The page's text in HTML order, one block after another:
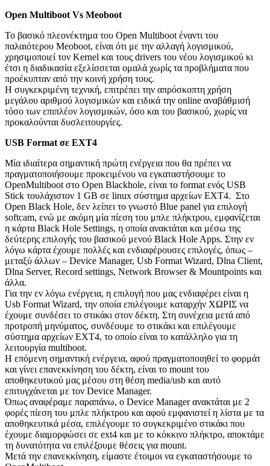
Open Multiboot Vs Meoboot
Το βασικό πλεονέκτημα του Open Multiboot έναντι του
παλαιότερου Meoboot, είναι ότι με την αλλαγή λογισμικού,
χρησιμοποιεί τον Kernel και τους drivers του νέου λογισμικού κι
έτσι η διαδικασία εξελίσσεται ομαλά χωρίς τα προβλήματα που
προέκυπταν από την κοινή χρήση τους.
Η συγκεκριμένη τεχνική, επιτρέπει την απρόσκοπτη χρήση
μεγάλου αριθμού λογισμικών και ειδικά την online αναβάθμισή
τόσο των επιπλέον λογισμικών, όσο και του βασικού, χωρίς να
προκαλούνται δυσλειτουργίες.
USB Format σε EXT4
Μία ιδιαίτερα σημαντική πρώτη ενέργεια που θα πρέπει να
πραγματοποιήσουμε προκειμένου να εγκαταστήσουμε το
OpenMultiboot στο Open Blackhole, είναι το format ενός USB
Stick τουλάχιστον 1 GB σε linux σύστημα αρχείων EXT4. Στο
Open Black Hole, δεν λείπει το γνωστό Blue panel για επιλογή
softcam, ενώ με ακόμη μία πίεση του μπλε πλήκτρου, εμφανίζεται
η κάρτα Black Hole Settings, η οποία ανακτάται και μέσω της
δεύτερης επιλογής του βασικού μενού Black Hole Apps. Στην εν
λόγω κάρτα έχουμε πολλές και ενδιαφέρουσες επιλογές, όπως –
μεταξύ άλλων – Device Manager, Usb Format Wizard, Dlna Client,
Dlna Server, Record settings, Network Browser & Mountpoints και
άλλα.
Για την εν λόγω ενέργεια, η επιλογή που μας ενδιαφέρει είναι η
Usb Format Wizard, την οποία επιλέγουμε καταρχήν ΧΩΡΙΣ να
έχουμε συνδέσει το στικάκι στον δέκτη. Στη συνέχεια μετά από
προτροπή μηνύματος, συνδέουμε το στικάκι και επιλέγουμε
σύστημα αρχείων EXT4, το οποίο είναι το κατάλληλο για τη
λειτουργία multiboot.
Η επόμενη σημαντική ενέργεια, αφού πραγματοποιηθεί το φορμάτ
και γίνει επανεκκίνηση του δέκτη, είναι το mount του
αποθηκευτικού μας μέσου στη θέση media/usb και αυτό
επιτυγχάνεται με τον Device Manager.
Όπως αναφέραμε παραπάνω, ο Device Manager ανακτάται με 2
φορές πίεση του μπλε πλήκτρου και αφού εμφανιστεί η λίστα με τα
αποθηκευτικά μέσα, επιλέγουμε το συγκεκριμένο στικάκι που
έχουμε διαμορφώσει σε ext4 και με το κόκκινο πλήκτρο, αποκτάμε
τη δυνατότητα να επιλέξουμε θέσεις για mount.
Μετά την επανεκκίνηση, είμαστε έτοιμοι να εγκαταστήσουμε το